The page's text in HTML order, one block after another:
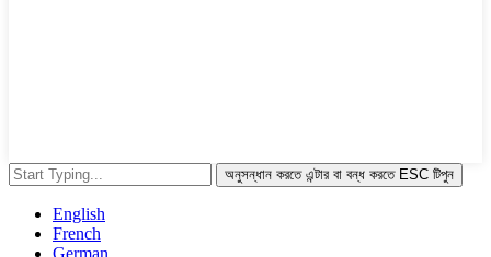
অনুসন্ধান করতে এন্টার বা বন্ধ করতে ESC টিপুন
English
French